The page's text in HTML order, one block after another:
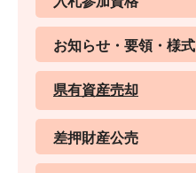
お知らせ・要領・様式
県有資産売却
差押財産公売